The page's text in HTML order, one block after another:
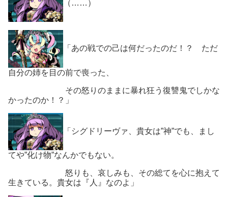
（……）
「あの戦での己は何だったのだ！？ ただ
自分の姉を目の前で喪った、
その怒りのままに暴れ狂う復讐鬼でしかな
かったのか！？」
「シグドリーヴァ、貴女は”神”でも、まし
てや”化け物”なんかでもない。
怒りも、哀しみも、その総てを心に抱えて
生きている。貴女は『人』なのよ」